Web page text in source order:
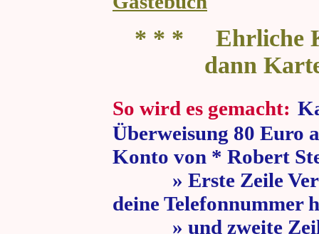
* * * Ehrliche
dann
So wird es gemacht:
Überweisung 80 Euro
Konto von * Robert
» Erste Zeile
deine Telefonnummer
» und zweite Zeile